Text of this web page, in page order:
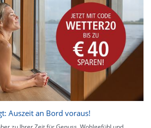
Auszeit an Bord voraus!